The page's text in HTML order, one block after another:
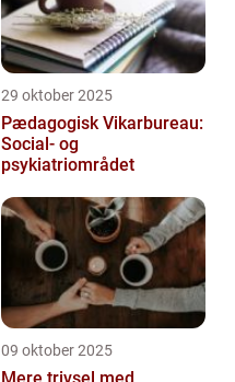
29 oktober 2025
Pædagogisk Vikarbureau:
Social- og
psykiatriområdet
09 oktober 2025